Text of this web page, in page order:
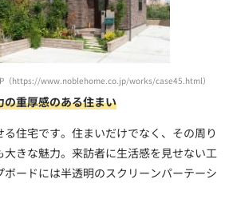
（https://www.noblehome.co.jp/works/case45.html）
重厚感のある住まい
住宅です。住まいだけでなく、その周り
きな魅力。来訪者に生活感を見せない工
ードには半透明のスクリーンパーテーシ